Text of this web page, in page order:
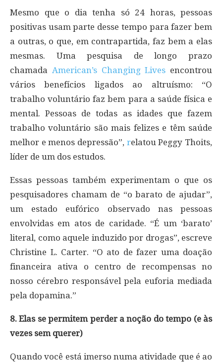
Mesmo que o dia tenha só 24 horas, pessoas
positivas usam parte desse tempo para fazer bem
a outras, o que, em contrapartida, faz bem a elas
mesmas. Uma pesquisa de longo prazo
chamada American’s Changing Lives encontrou
vários benefícios ligados ao altruísmo: “O
trabalho voluntário faz bem para a saúde física e
mental. Pessoas de todas as idades que fazem
trabalho voluntário são mais felizes e têm saúde
melhor e menos depressão”, relatou Peggy Thoits,
líder de um dos estudos.
Essas pessoas também experimentam o que os
pesquisadores chamam de “o barato de ajudar”,
um estado eufórico observado nas pessoas
envolvidas em atos de caridade. “É um ‘barato’
literal, como aquele induzido por drogas”, escreve
Christine L. Carter. “O ato de fazer uma doação
financeira ativa o centro de recompensas no
nosso cérebro responsável pela euforia mediada
pela dopamina.”
8. Elas se permitem perder a noção do tempo (e às
vezes sem querer)
Quando você está imerso numa atividade que é ao